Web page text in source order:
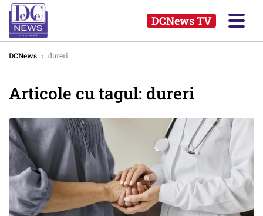
DCNews TV
DCNews › dureri
Articole cu tagul: dureri